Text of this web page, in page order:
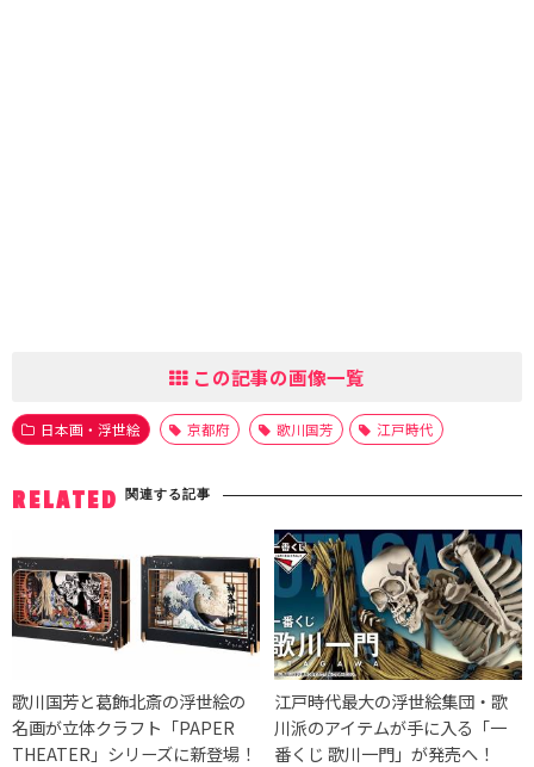
この記事の画像一覧
日本画・浮世絵 京都府 歌川国芳 江戸時代
RELATED 関連する記事
歌川国芳と葛飾北斎の浮世絵の
名画が立体クラフト「PAPER
THEATER」シリーズに新登場！
江戸時代最大の浮世絵集団・歌
川派のアイテムが手に入る「一
番くじ 歌川一門」が発売へ！